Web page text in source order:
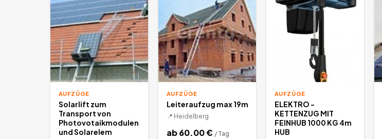
AUFZÜGE
Solarlift zum
Transport von
Photovotaikmodulen
und Solarelem
AUFZÜGE
Leiteraufzug max 19m
📍 Heidelberg
ab60.00€ / Tag
AUFZÜGE
ELEKTRO -
KETTENZUG MIT
FEINHUB 1000 KG 4m
HUB